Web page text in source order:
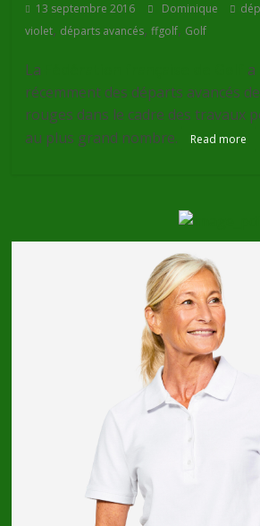
13 septembre 2016 Dominique
violet, départs avancés,ffgolf, Golf
La
a
récemment des départs avancés
rouges dans le cadre des travaux
au plus grand nombre.
Read more